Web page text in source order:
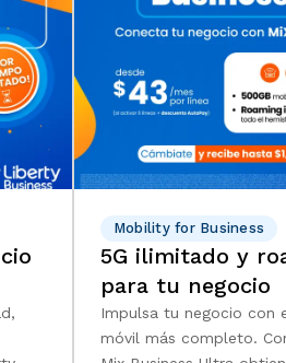
Mobility for Business
5G ilimitado y
para tu negocio
Impulsa tu negocio con
móvil más completo.